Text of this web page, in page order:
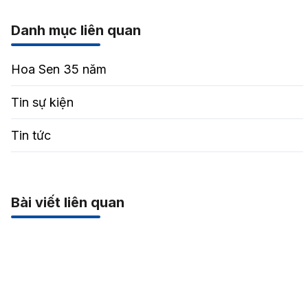
Danh mục liên quan
Hoa Sen 35 năm
Tin sự kiện
Tin tức
Bài viết liên quan